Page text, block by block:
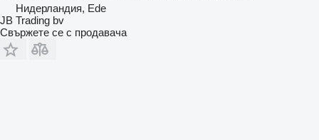
Нидерландия, Ede
JB Trading bv
Свържете се с продавача